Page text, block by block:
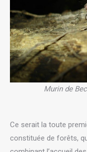
Murin de
Ce serait la toute
constituée de forêts,